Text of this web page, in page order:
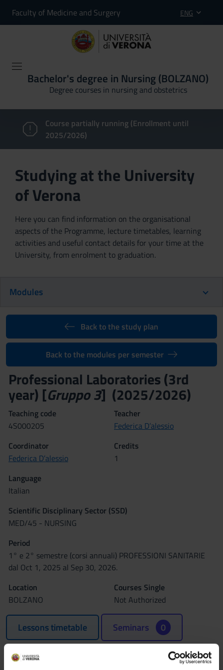
Faculty of Medicine and Surgery ENG
Bachelor's degree in Nursing (BOLZANO)
Degree courses in nursing and obstetrics
Course partially running (Enrollment until
2025/2026)
Studying at the University
of Verona
Here you can find information on the organisational
aspects of the Programme, lecture timetables, learning
activities and useful contact details for your time at the
University, from enrolment to graduation.
Modules
Back to the study plan
Back to the modules per semester
Professional Laboratories (3rd
year) [Gruppo 3] (2025/2026)
Teaching code
4S000205
Teacher
Federica D’alessio
Coordinator
Federica D’alessio
Credits
1
Language
Italian
Scientific Disciplinary Sector (SSD)
MED/45 - NURSING
Period
1° e 2° semestre (corsi annuali) PROFESSIONI SANITARIE
dal Oct 1, 2025 al Sep 30, 2026.
Location
BOLZANO
Courses Single
Not Authorized
Lessons timetable Seminars 0
Learning objectives